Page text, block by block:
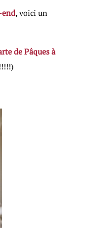
end, voici un
de Pâques à